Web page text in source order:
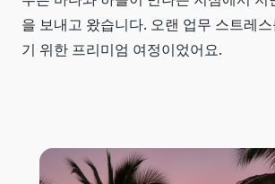
을 보내고 왔습니다. 오랜 업무 스트레
기 위한 프리미엄 여정이었어요.